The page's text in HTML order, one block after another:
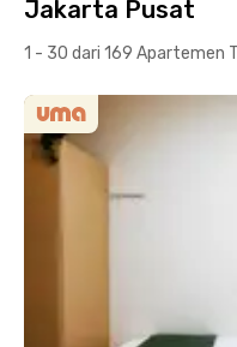
Jakarta Pusat
1 - 30 dari 169 Apartemen